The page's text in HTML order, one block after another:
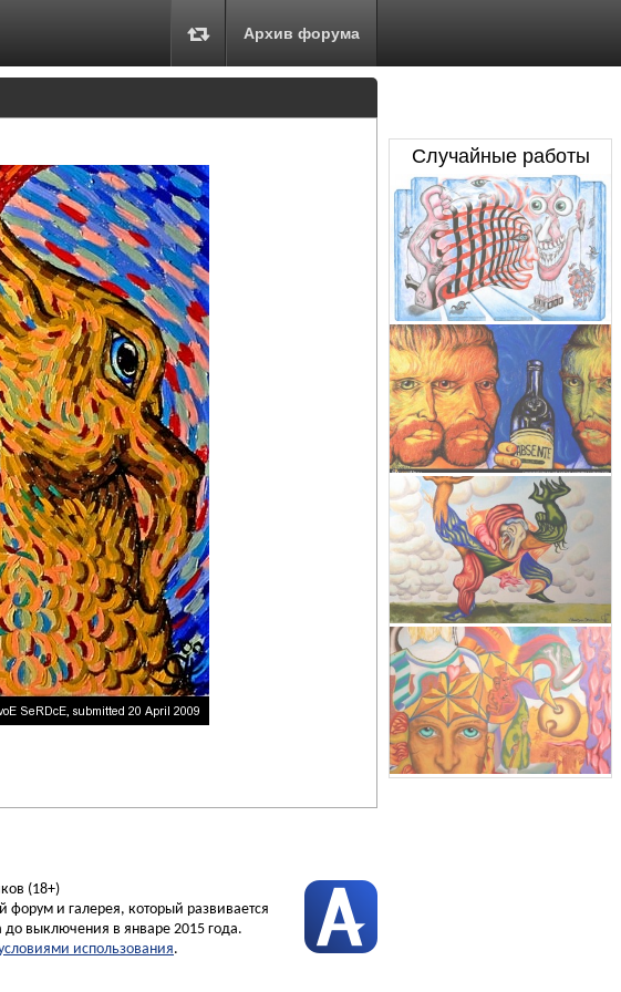
Архив форума
Случайные работы
(18+)
и галерея, который развивается
до выключения в январе 2015 года.
использования.